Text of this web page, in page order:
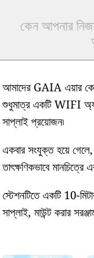
কেন আপনার
আমাদের GAIA এয়ার
শুধুমাত্র একটি WIFI
সাপ্লাই প্রয়োজন৷
একবার সংযুক্ত হয়ে
তাৎক্ষণিকভাবে
স্টেশনটিতে একটি 10-
সাপ্লাই, মাউন্ট করার